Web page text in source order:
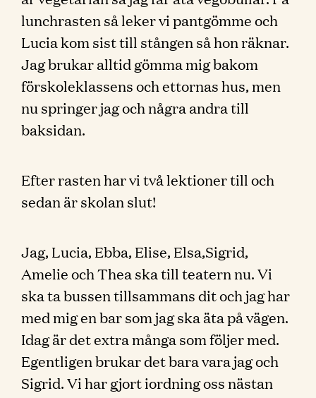
lunchrasten så leker vi pantgömme och
Lucia kom sist till stången så hon räknar.
Jag brukar alltid gömma mig bakom
förskoleklassens och ettornas hus, men
nu springer jag och några andra till
baksidan.
Efter rasten har vi två lektioner till och
sedan är skolan slut!
Jag, Lucia, Ebba, Elise, Elsa,Sigrid,
Amelie och Thea ska till teatern nu. Vi
ska ta bussen tillsammans dit och jag har
med mig en bar som jag ska äta på vägen.
Idag är det extra många som följer med.
Egentligen brukar det bara vara jag och
Sigrid. Vi har gjort iordning oss nästan